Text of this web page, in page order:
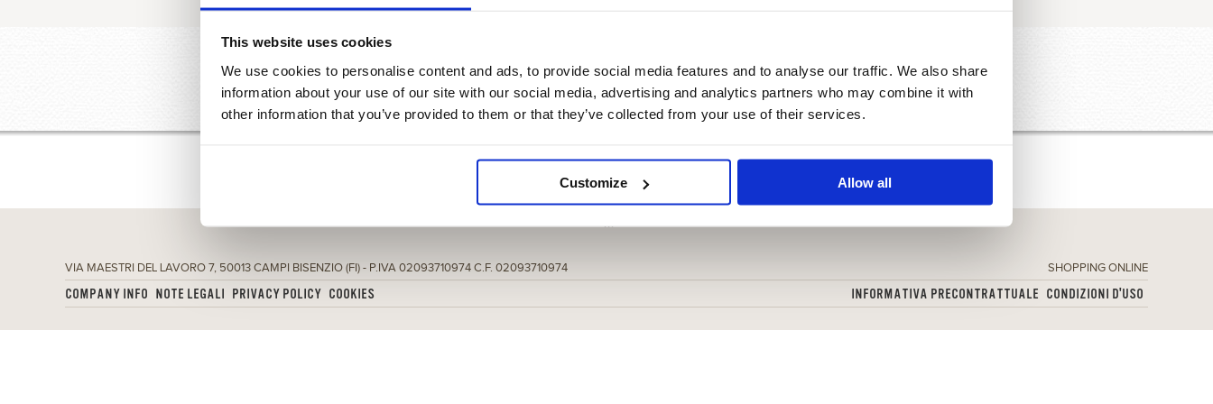
This website uses cookies
We use cookies to personalise content and ads, to provide social media features and to analyse our traffic. We also share
information about your use of our site with our social media, advertising and analytics partners who may combine it with
other information that you’ve provided to them or that they’ve collected from your use of their services.
Customize Allow all
TUTTI CEREALI GIÀ PRONTI PER TE LE ZUPPE DELLA TRADIZIONE LEGUMI SEMI SENZA GLUTINE
VIA MAESTRI DEL LAVORO 7, 50013 CAMPI BISENZIO (FI) - P.IVA 02093710974 C.F. 02093710974 SHOPPING ONLINE
COMPANY INFO NOTE LEGALI PRIVACY POLICY COOKIES INFORMATIVA PRECONTRATTUALE CONDIZIONI D'USO